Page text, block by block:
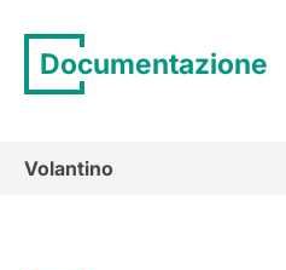
Documentazione
Volantino